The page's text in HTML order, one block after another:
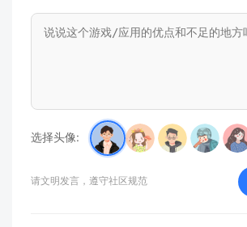
选择头像:
请文明发言，遵守社区规范